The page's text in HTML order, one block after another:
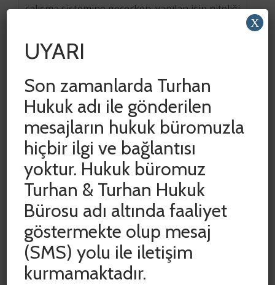
çalışma sistemine geçerken; yapılan işin niteliği
SON YAZILAR
ADLİ VE İDARİ YARGIDA HAK KAYIPLARININ
ÖNLENMESİ AMACIYLA DURDURULAN SÜRELER
CUMHURBAŞKANI KARARIYLA 15 HAZİRAN 2020
TARİHİNE KADAR UZATILDI
COVID-19 SALGINININ İŞYERİ KİRA
SÖZLEŞMELERİNE ETKİSİNİN
DEĞERLENDİRİLMESİ
UYARI
Son zamanlarda Turhan
Hukuk adı ile gönderilen
mesajların hukuk büromuzla
hiçbir ilgi ve bağlantısı
yoktur. Hukuk büromuz
Turhan & Turhan Hukuk
Bürosu adı altında faaliyet
göstermekte olup mesaj
(SMS) yolu ile iletişim
kurmamaktadır.
X